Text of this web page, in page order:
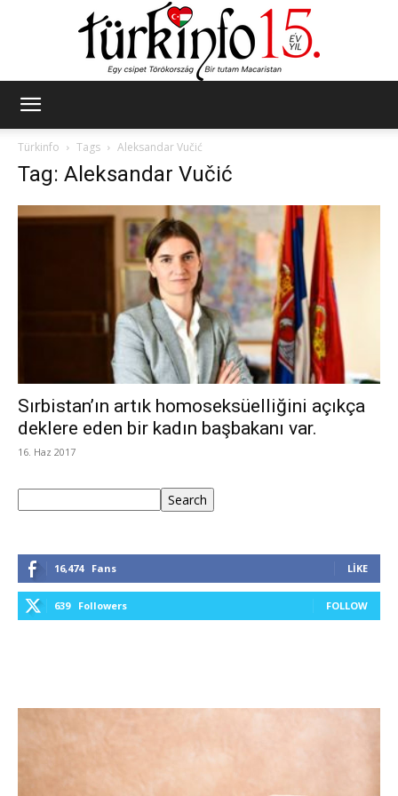
Türkinfo
Tags Aleksandar Vučić
Tag: Aleksandar Vučić
Sırbistan’ın artık homoseksüelliğini açıkça
deklere eden bir kadın başbakanı var.
16. Haz 2017
Search
16,474 Fans LIKE
639 Followers FOLLOW